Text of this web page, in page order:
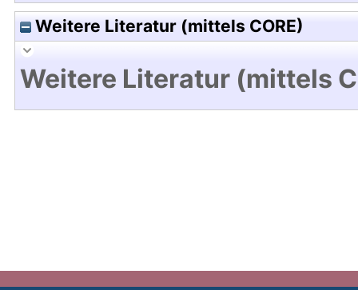
Weitere Literatur (mittels CORE)
Weitere Literatur (mittels